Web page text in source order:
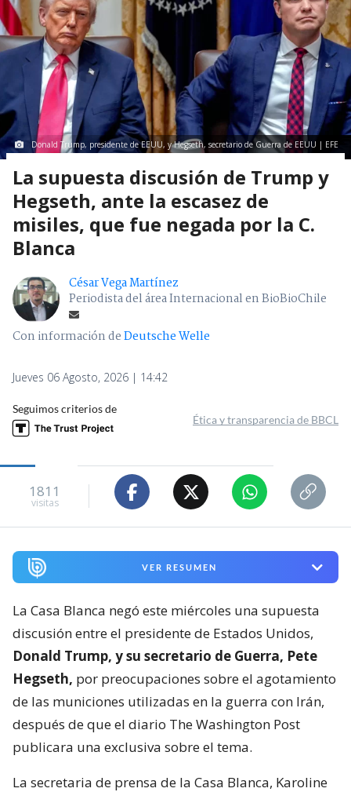
Donald Trump, presidente de EEUU, y Hegseth, secretario de Guerra de EEUU | EFE
La supuesta discusión de Trump y
Hegseth, ante la escasez de
misiles, que fue negada por la C.
Blanca
César Vega Martínez
Periodista del área Internacional en BioBioChile
Con información deDeutsche Welle
Jueves 06 Agosto, 2026 | 14:42
Seguimos criterios de
Ética y transparencia de BBCL
1811
visitas
VER RESUMEN
La Casa Blanca negó este miércoles una supuesta
discusión entre el presidente de Estados Unidos,
Donald Trump, y su secretario de Guerra, Pete
Hegseth, por preocupaciones sobre el agotamiento
de las municiones utilizadas en la guerra con Irán,
después de que el diario The Washington Post
publicara una exclusiva sobre el tema.
La secretaria de prensa de la Casa Blanca, Karoline